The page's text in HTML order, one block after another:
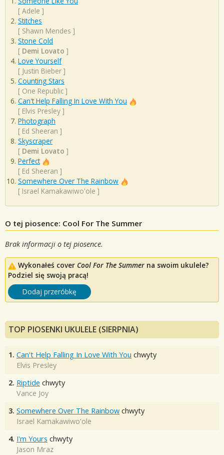
[ Adele ]
Stitches
[ Shawn Mendes ]
Stone Cold
[ Demi Lovato ]
Love Yourself
[ Justin Bieber ]
Counting Stars
[ One Republic ]
Can't Help Falling In Love With You
[ Elvis Presley ]
Photograph
[ Ed Sheeran ]
Skyscraper
[ Demi Lovato ]
Perfect
[ Ed Sheeran ]
Somewhere Over The Rainbow
[ Israel Kamakawiwo'ole ]
O tej piosence: Cool For The Summer
Brak informacji o tej piosence.
Wykonałeś cover Cool For The Summer na swoim ukulele?
Podziel się swoją pracą!
Dodaj przeróbkę
TOP PIOSENKI UKULELE (SIERPNIA)
1. Can't Help Falling In Love With You chwyty
Elvis Presley
2. Riptide chwyty
Vance Joy
3. Somewhere Over The Rainbow chwyty
Israel Kamakawiwo'ole
4. I'm Yours chwyty
Jason Mraz